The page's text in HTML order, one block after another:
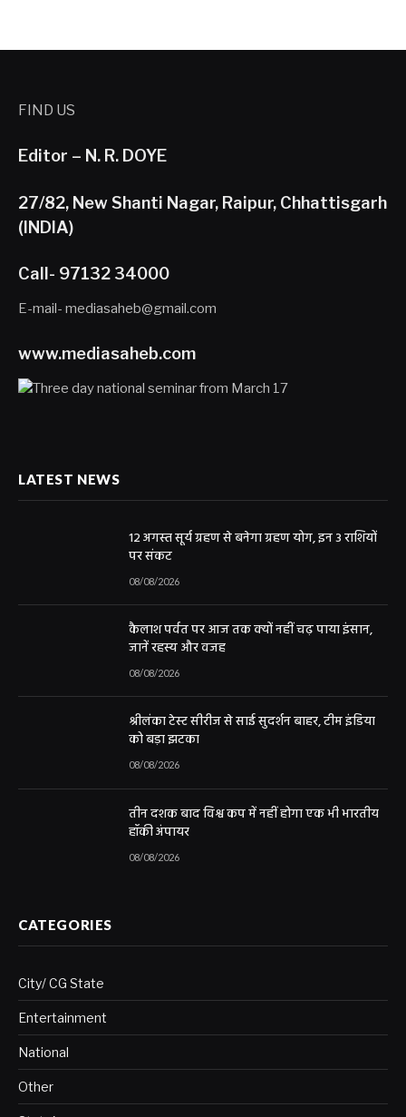
FIND US
Editor – N. R. DOYE
27/82, New Shanti Nagar, Raipur, Chhattisgarh
(INDIA)
Call- 97132 34000
E-mail- mediasaheb@gmail.com
www.mediasaheb.com
LATEST NEWS
12 अगस्त सूर्य ग्रहण से बनेगा ग्रहण योग, इन 3 राशियों
पर संकट
08/08/2026
कैलाश पर्वत पर आज तक क्यों नहीं चढ़ पाया इंसान,
जानें रहस्य और वजह
08/08/2026
श्रीलंका टेस्ट सीरीज से साई सुदर्शन बाहर, टीम इंडिया
को बड़ा झटका
08/08/2026
तीन दशक बाद विश्व कप में नहीं होगा एक भी भारतीय
हॉकी अंपायर
08/08/2026
CATEGORIES
City/ CG State
Entertainment
National
Other